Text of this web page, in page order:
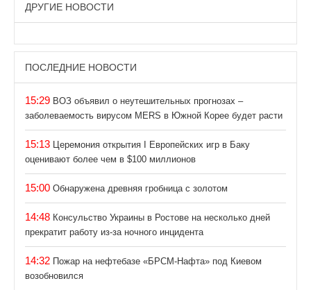
ДРУГИЕ НОВОСТИ
ПОСЛЕДНИЕ НОВОСТИ
15:29 ВОЗ объявил о неутешительных прогнозах –
заболеваемость вирусом MERS в Южной Корее будет расти
15:13 Церемония открытия І Европейских игр в Баку
оценивают более чем в $100 миллионов
15:00 Обнаружена древняя гробница с золотом
14:48 Консульство Украины в Ростове на несколько дней
прекратит работу из-за ночного инцидента
14:32 Пожар на нефтебазе «БРСМ-Нафта» под Киевом
возобновился